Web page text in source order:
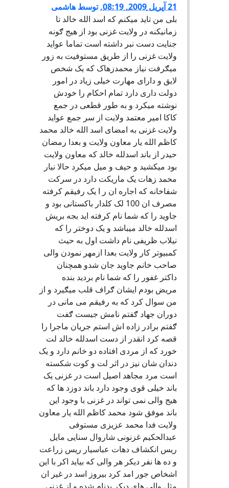
21 آپریل 2009, 08:19 ,توسط هاشمی
بلی من تاید میکنم که اسد الله خالد تا
زمانیکنه در ولایت غزنی بود از هیج ګونه
جنایت دست نبر داشته است تماما عواید
ولایت غزنی را از طریق مستوفیت به زور
میګرفت نیاز محمدزهاک که یک شخص
لایق و دارای مهارت خیلی زیاد در امور
دولت داری دارد تمام احکام را خودش
نوشته میکرد و به طور قطعی در جمع
کاکا امیر معتمد ولایت از سر جمع عواید
ولایت غزنی به امضای اسد الله خالد محمد
کاظم الله یار معاون ولایت و بعدا رمضان
حیدر از باند اسدلله خالد که معاون ولایت
بود میکشید و حیف و میل میکرد حالا نیار
محمد زهات یک ماریکت دارد در سرکت
شفاخانه که اجاره ان ر ا یک رفیقم کرفته
مصرف ان 100 لک کلدار باکستانی بود و
جاوید را که شما نام کرفته اید بجه بریش
اسدلله خالد میباشد و یک دوختر را که
نیلاب ظریفی نام داشت اول به حیث
کمبیوتر کار ولایت بعدا ازمهر نمودن والی
صاحب خانم جاوید جان شدو همچنان
داکتر غفور را که شما نام بردید بنده
مریض بودم ایشان ګراف قلب میګیرد و از
من سوال کرد که به رفیقم می مانی در
دوران جهاد ګفتم نامش جیست ګفت
ګفتم برادر زاده اش استم جریان ماجرا را
قصه کرد انقدر از دست اسدلله خالد لت
خورد که از مردی افتاده دو خانم دارد و یک
دندان شان نیز در اثر لت و کوت شکسته
است مرد مجاهد اصیل است در غزنی یک
باند خیلی قوی وجود دارد باند دوزد ها که
هیج والی نمی تواند در غزنی با وجود این
باند موفق شود محمد کاظم الله یار معاون
ولایت فدا محمد عزیزی مستوفی
عبدالحکیم غزنونی شاروال سنایی مایل
ریس انکشاف دهات عباسیار ریس زراعت
و ده ها نفر دیکر هر والی که بیاید اکر با این
اشخاص جور امد کرد بیروز اسد در غیر ان
مثل والی های دیکر بدنام شده و از غزنی